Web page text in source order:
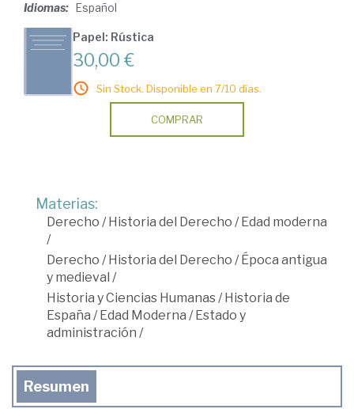
Idiomas: Español
Papel: Rústica
30,00 €
Sin Stock. Disponible en 7/10 días.
COMPRAR
Materias:
Derecho /Historia del Derecho /Edad moderna
/
Derecho /Historia del Derecho /Época antigua
y medieval /
Historia y Ciencias Humanas/Historia de
España /Edad Moderna /Estado y
administración /
Resumen